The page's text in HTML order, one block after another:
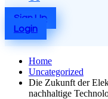
Sign Up
Login
Home
Uncategorized
Die Zukunft der
nachhaltige